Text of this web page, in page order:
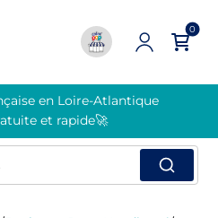
0
en Loire-Atlantique
et rapide🚀